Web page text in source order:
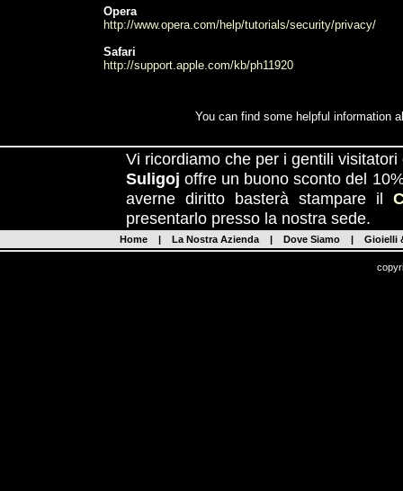
Opera
http://www.opera.com/help/tutorials/security/privacy/
Safari
http://support.apple.com/kb/ph11920
You can find some helpful information
Vi ricordiamo che per i gentili
Suligoj offre un buono sconto del
averne diritto basterà stampare il
presentarlo presso la nostra sede.
Home | La Nostra Azienda | Dove Siamo | Gioielli